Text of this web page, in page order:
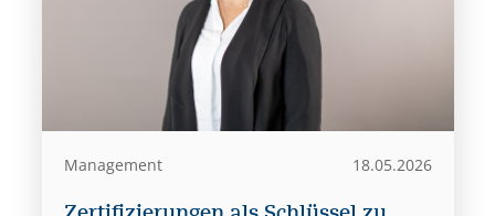
Management 18.05.2026